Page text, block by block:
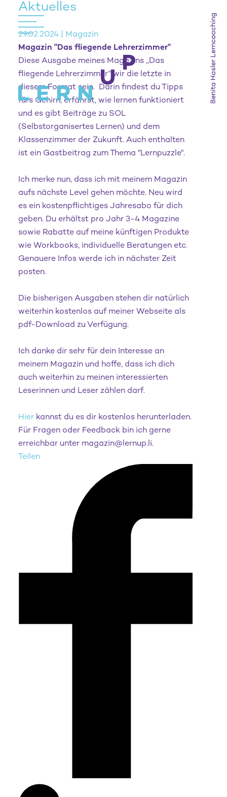
Aktuelles
29.02.2024 | Magazin
Magazin "Das fliegende Lehrerzimmer"
Diese Ausgabe meines Magazins „Das
fliegende Lehrerzimmer“ wir die letzte in
diesem Format sein. Darin findest du Tipps
fürs Gehirn, erfährst, wie lernen funktioniert
und es gibt Beiträge zu SOL
(Selbstorganisertes Lernen) und dem
Klassenzimmer der Zukunft. Auch enthalten
ist ein Gastbeitrag zum Thema "Lernpuzzle".
Ich merke nun, dass ich mit meinem Magazin
aufs nächste Level gehen möchte. Neu wird
es ein kostenpflichtiges Jahresabo für dich
geben. Du erhältst pro Jahr 3-4 Magazine
sowie Rabatte auf meine künftigen Produkte
wie Workbooks, individuelle Beratungen etc.
Genauere Infos werde ich in nächster Zeit
posten.
Die bisherigen Ausgaben stehen dir natürlich
weiterhin kostenlos auf meiner Webseite als
pdf-Download zu Verfügung.
Ich danke dir sehr für dein Interesse an
meinem Magazin und hoffe, dass ich dich
auch weiterhin zu meinen interessierten
Leserinnen und Leser zählen darf.
Hier kannst du es dir kostenlos herunterladen.
Für Fragen oder Feedback bin ich gerne
erreichbar unter magazin@lernup.li.
Teilen